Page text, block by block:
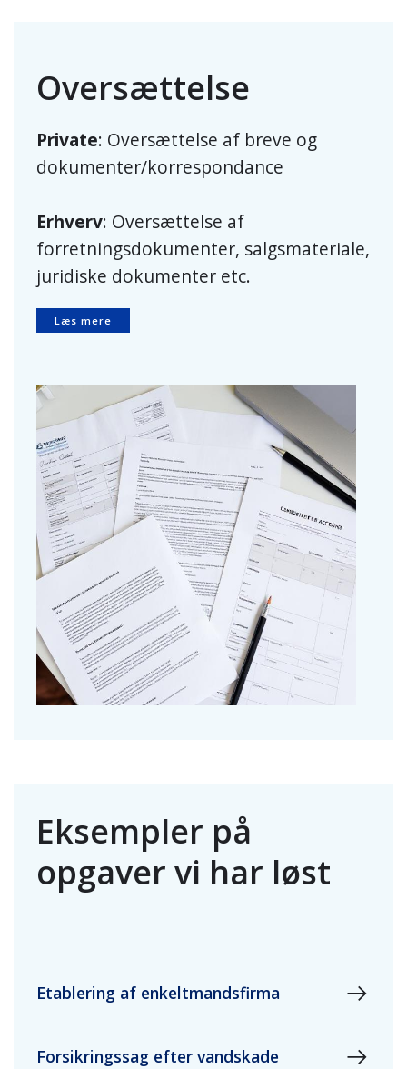
Oversættelse
Private: Oversættelse af breve og
dokumenter/korrespondance
Erhverv: Oversættelse af
forretningsdokumenter, salgsmateriale,
juridiske dokumenter etc.
Læs mere
Eksempler på
opgaver vi har løst
Etablering af enkeltmandsfirma
Forsikringssag efter vandskade